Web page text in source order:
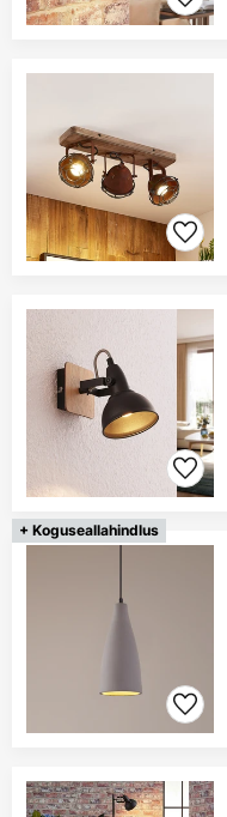
+ Koguseallahindlus